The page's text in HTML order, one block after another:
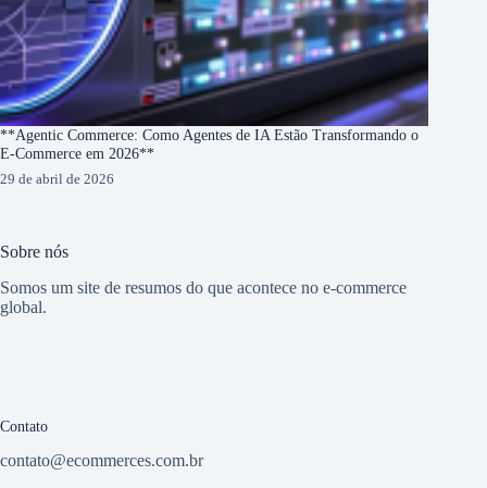
**Agentic Commerce: Como Agentes de IA Estão Transformando o
E-Commerce em 2026**
29 de abril de 2026
Sobre nós
Somos um site de resumos do que acontece no e-commerce
global.
Contato
contato@ecommerces.com.br